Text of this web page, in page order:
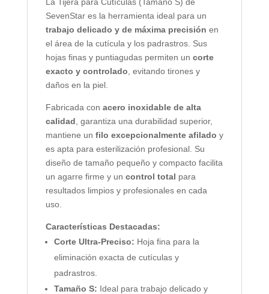
SevenStar es la herramienta ideal para un
trabajo delicado y de máxima precisión en
el área de la cutícula y los padrastros. Sus
hojas finas y puntiagudas permiten un corte
exacto y controlado , evitando tirones y
daños en la piel.
Fabricada con acero inoxidable de alta
calidad , garantiza una durabilidad superior,
mantiene un filo excepcionalmente afilado y
es apta para esterilización profesional. Su
diseño de tamaño pequeño y compacto facilita
un agarre firme y un control total para
resultados limpios y profesionales en cada
uso.
Características Destacadas:
Corte Ultra-Preciso: Hoja fina para la
eliminación exacta de cutículas y
padrastros.
Tamaño S: Ideal para trabajo delicado y